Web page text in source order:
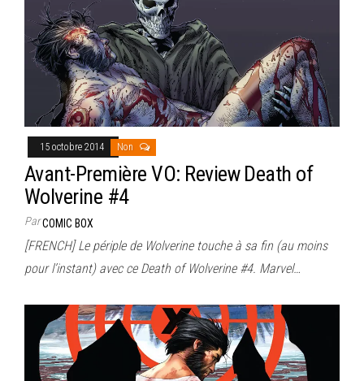
15 octobre 2014 Non
Avant-Première VO: Review Death of
Wolverine #4
ParCOMIC BOX
[FRENCH] Le périple de Wolverine touche à sa fin (au moins
pour l’instant) avec ce Death of Wolverine #4. Marvel…